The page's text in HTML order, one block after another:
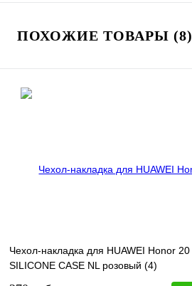
ПОХОЖИЕ ТОВАРЫ (8)
Чехол-накладка для HUAWEI Honor 20
SILICONE CASE NL розовый (4)